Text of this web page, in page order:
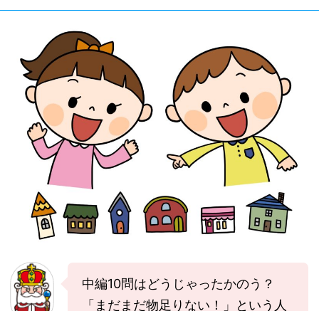
中編10問はどうじゃったかのう？
「まだまだ物足りない！」という人